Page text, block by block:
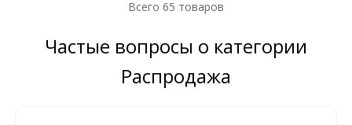
Выключатель Etika слоновая кость 1-кл
промежуточный
Всего 65 товаров
Частые вопросы о категории
Распродажа